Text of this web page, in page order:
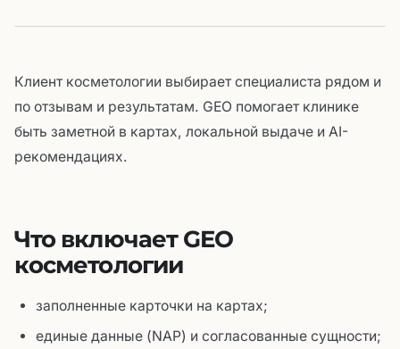
Клиент косметологии выбирает специалиста рядом и
по отзывам и результатам. GEO помогает клинике
быть заметной в картах, локальной выдаче и AI-
рекомендациях.
Что включает GEO
косметологии
заполненные карточки на картах;
единые данные (NAP) и согласованные сущности;